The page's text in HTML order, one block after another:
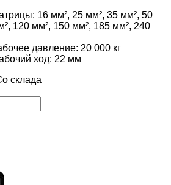
16 мм², 25 мм², 35 мм², 50
120 мм², 150 мм², 185 мм², 240
давление: 20 000 кг
ход: 22 мм
склада